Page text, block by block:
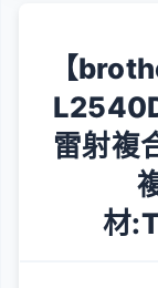
【
雷射複
材